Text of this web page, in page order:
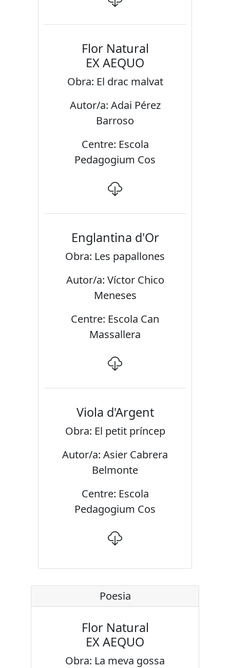
Flor Natural
EX AEQUO
Obra: El drac malvat
Autor/a: Adai Pérez
Barroso
Centre: Escola
Pedagogium Cos
Englantina d'Or
Obra: Les papallones
Autor/a: Víctor Chico
Meneses
Centre: Escola Can
Massallera
Viola d'Argent
Obra: El petit príncep
Autor/a: Asier Cabrera
Belmonte
Centre: Escola
Pedagogium Cos
Poesia
Flor Natural
EX AEQUO
Obra: La meva gossa